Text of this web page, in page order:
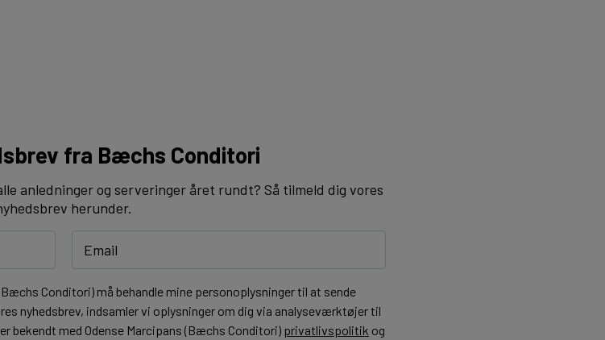
fra Bæchs Conditori
anledninger og serveringer året rundt? Så tilmeld dig vores
herunder.
Conditori) må behandle mine personoplysninger til at sende
nyhedsbrev, indsamler vi oplysninger om dig via analyseværktøjer til
bekendt med Odense Marcipans (Bæchs Conditori) privatlivspolitik og